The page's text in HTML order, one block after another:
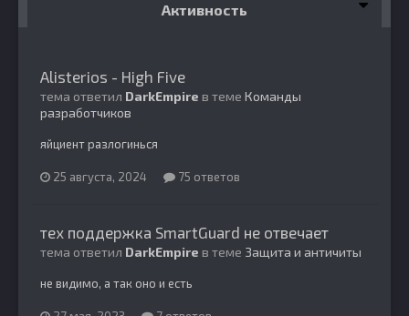
Активность
Alisterios - High Five
тема ответил DarkEmpire в теме Команды
разработчиков
яйциент разлогинься
25 августа, 2024 75 ответов
тех поддержка SmartGuard не отвечает
тема ответил DarkEmpire в теме Защита и античиты
не видимо, а так оно и есть